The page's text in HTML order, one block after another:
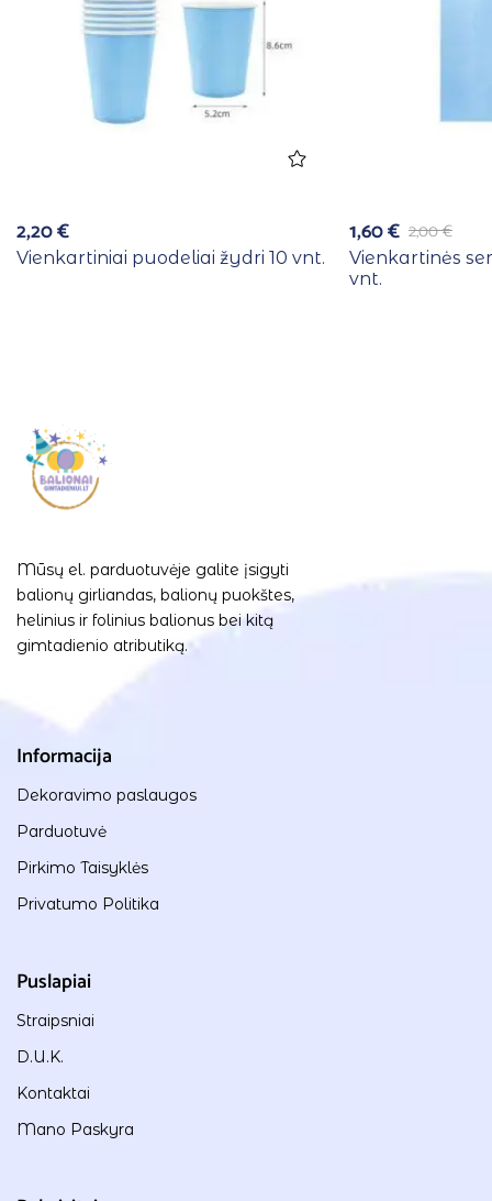
2,20€
Vienkartiniai puodeliai žydri 10 vnt.
2,00€
1,60€
Vienkartinės
vnt.
Mūsų el. parduotuvėje galite įsigyti
balionų girliandas, balionų puokštes,
helinius ir folinius balionus bei kitą
gimtadienio atributiką.
Informacija
Dekoravimo paslaugos
Parduotuvė
Pirkimo Taisyklės
Privatumo Politika
Puslapiai
Straipsniai
D.U.K.
Kontaktai
Mano Paskyra